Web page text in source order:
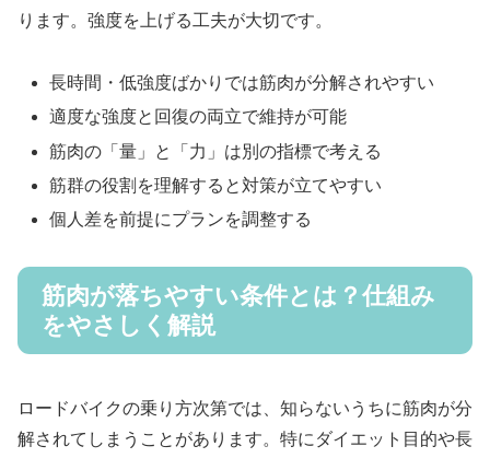
ります。強度を上げる工夫が大切です。
長時間・低強度ばかりでは筋肉が分解されやすい
適度な強度と回復の両立で維持が可能
筋肉の「量」と「力」は別の指標で考える
筋群の役割を理解すると対策が立てやすい
個人差を前提にプランを調整する
筋肉が落ちやすい条件とは？仕組み
をやさしく解説
ロードバイクの乗り方次第では、知らないうちに筋肉が分
解されてしまうことがあります。特にダイエット目的や長